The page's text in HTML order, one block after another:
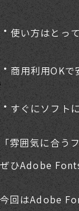
使い方はとっ
商用利用OKで
すぐにソフト
「雰囲気に合う
ぜひAdobe
今回はAdobe